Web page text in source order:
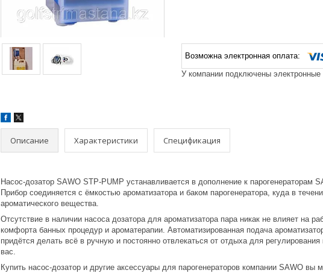
У компании подключены
Описание Характеристики Спецификация
Насос-дозатор SAWO STP-PUMP устанавливается в дополнение к парогенераторам
Прибор соединяется с ёмкостью ароматизатора и баком парогенератора, куда в
ароматического вещества.
Отсутствие в наличии насоса дозатора для ароматизатора пара никак не влияет на
комфорта банных процедур и ароматерапии. Автоматизированная подача
придётся делать всё в ручную и постоянно отвлекаться от отдыха для
вас.
Купить насос-дозатор и другие аксессуары для парогенераторов компании SAWO